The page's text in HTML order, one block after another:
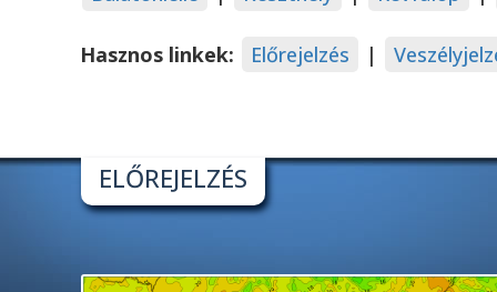
Hasznos linkek: Előrejelzés |
ELŐREJELZÉS